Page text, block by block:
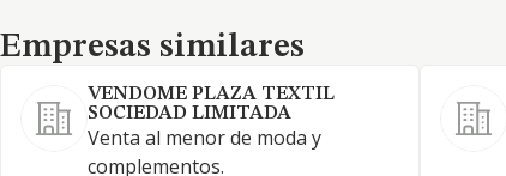
Empresas similares
Empresas similares
VENDOME PLAZA TEXTIL
SOCIEDAD LIMITADA
Venta al menor de moda y
complementos.